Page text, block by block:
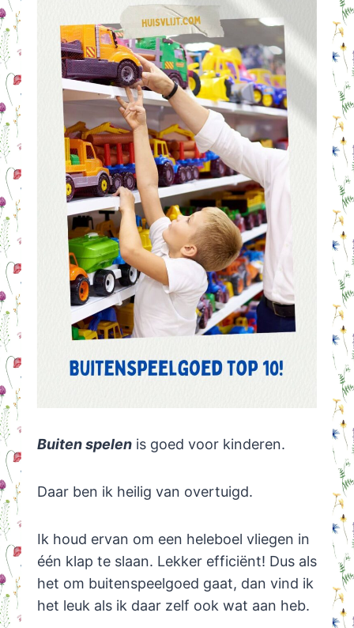
Buiten spelenis goed voor kinderen.
Daar ben ik heilig van overtuigd.
Ik houd ervan om een heleboel vliegen in
één klap te slaan. Lekker efficiënt! Dus als
het om buitenspeelgoed gaat, dan vind ik
het leuk als ik daar zelf ook wat aan heb.